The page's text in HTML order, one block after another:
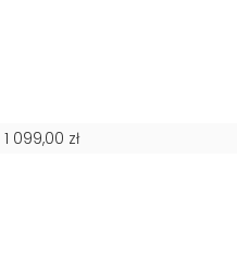
1 099,00 zł